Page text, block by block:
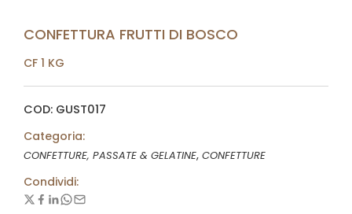
CONFETTURA FRUTTI DI BOSCO
CF 1 KG
COD: GUST017
Categoria:
CONFETTURE, PASSATE & GELATINE, CONFETTURE
Condividi: